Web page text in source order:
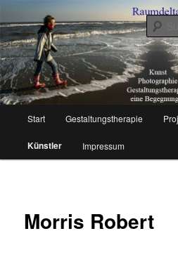
primären
Inhalt
springenRaumdelta
Kunst, Photographie,
Start Gestaltungstherapie
Künstler Impressum
Morris Robert